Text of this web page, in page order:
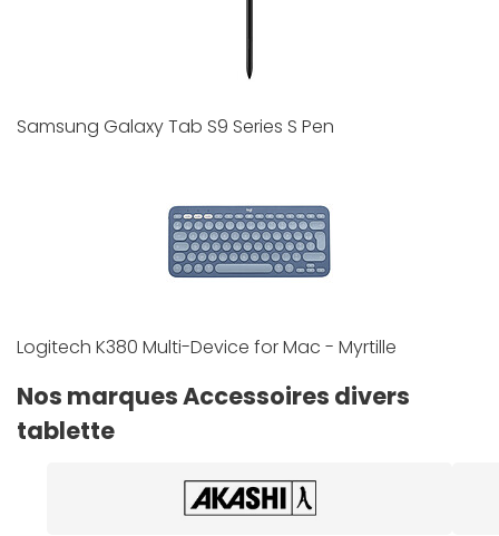
Samsung Galaxy Tab S9 Series S Pen
Logitech K380 Multi-Device for Mac - Myrtille
Nos marques Accessoires divers
tablette